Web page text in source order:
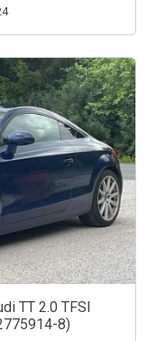
TT 2.0 TFSI
8)